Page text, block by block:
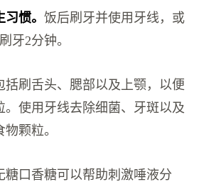
习惯。饭后刷牙并使用牙线，或
牙2分钟。
括刷舌头、腮部以及上颚，以便
。使用牙线去除细菌、牙斑以及
颗粒。
糖口香糖可以帮助刺激唾液分